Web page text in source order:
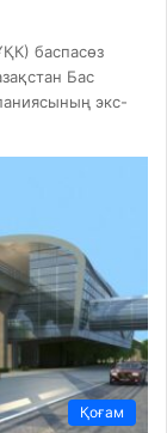
баспасөз
Бас
экс-
Қоғам